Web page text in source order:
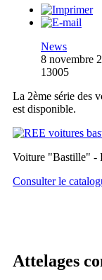
News
8 novembre
13005
La 2ème série
est disponible.
Voiture "Bastille" -
Consulter le
Attelages